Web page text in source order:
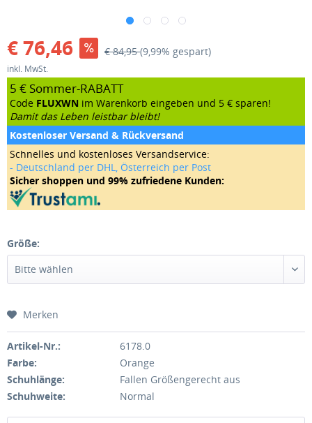
€ 76,46 € 84,95(9,99% gespart)
inkl. MwSt.
5 € Sommer-RABATT
Code FLUXWN im Warenkorb eingeben und 5 € sparen!
Damit das Leben leistbar bleibt!
Kostenloser Versand & Rückversand
Schnelles und kostenloses Versandservice:
- Deutschland per DHL, Österreich per Post
Sicher shoppen und 99% zufriedene Kunden:
Größe:
Merken
Artikel-Nr.:
6178.0
Farbe:
Orange
Schuhlänge:
Fallen Größengerecht aus
Schuhweite:
Normal